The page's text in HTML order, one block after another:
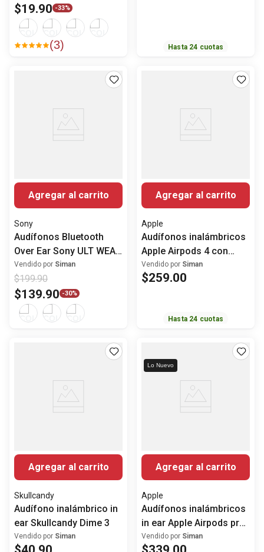
$19.90 -33%
(3) Hasta 24 cuotas
Agregar al carrito
Sony
Audífonos Bluetooth
Over Ear Sony ULT WEAR
WH-ULT900N con Noise
Cancelling
Vendido por Siman
$199.90
$139.90 -30%
Agregar al carrito
Apple
Audífonos inalámbricos
Apple Airpods 4 con
cancelación activa de
ruido
Vendido por Siman
$259.00
Hasta 24 cuotas
Agregar al carrito
Skullcandy
Audífono inalámbrico in
ear Skullcandy Dime 3
Vendido por Siman
Lo Nuevo
Agregar al carrito
Apple
Audífonos inalámbricos
in ear Apple Airpods pro
3 con ANC
Vendido por Siman